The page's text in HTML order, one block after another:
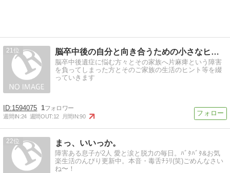
21 脳卒中後の自分と向き合うための小さなヒント
脳卒中後遺症に悩む方々とその家族へ片麻痺という障害
を負ってしまった方とそのご家族の生活のヒント等を綴
っていきます
1594075 1
週間IN:24 週間OUT:12 月間IN:90
22 まっ、いいっか。
障害ある息子が2人 愛と涙と脱力の毎日。ﾊﾞﾀﾊﾞﾀ&お気
楽生活のんびり更新中。本音・毒舌ﾁﾗﾘ(笑)ごめんなさい
ね〜！